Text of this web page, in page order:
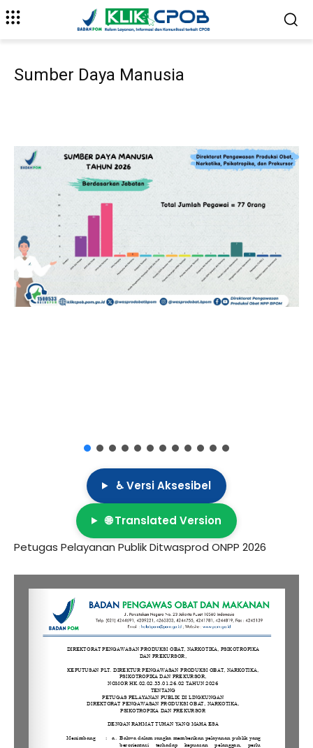
Sumber Daya Manusia
♿ Versi Aksesibel
🌐 Translated Version
Petugas Pelayanan Publik Ditwasprod ONPP 2026